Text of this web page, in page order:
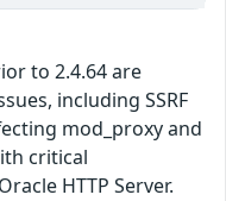
to 2.4.64 are
including SSRF
mod_proxy and
critical
HTTP Server.